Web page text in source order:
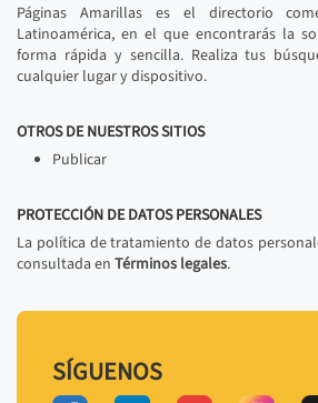
Páginas Amarillas es el directorio
Latinoamérica, en el que encontrarás la
forma rápida y sencilla. Realiza tus
cualquier lugar y dispositivo.
OTROS DE NUESTROS SITIOS
Publicar
PROTECCIÓN DE DATOS PERSONALES
La política de tratamiento de datos
consultada en Términos legales.
SÍGUENOS